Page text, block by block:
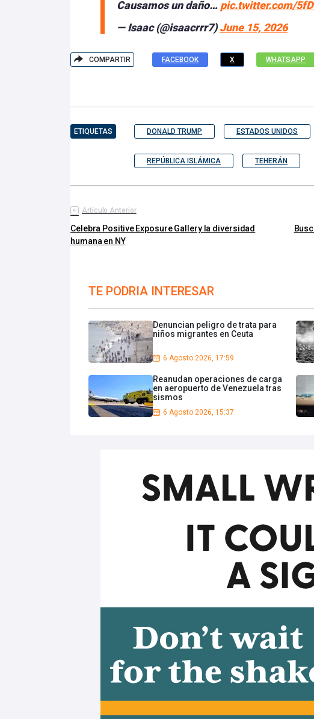
Causamos un daño… pic.twitter.com/
— Isaac (@isaacrrr7)June 15, 2026
COMPARTIR FACEBOOK X WHATSAPP
ETIQUETAS DONALD TRUMP ESTADOS UNIDOS
REPÚBLICA ISLÁMICA TEHERÁN
Artículo Anterior
Celebra Positive Exposure Gallery la diversidad
humana en NY
TE PODRIA INTERESAR
Denuncian peligro de trata para
niños migrantes en Ceuta
6 Agosto 2026, 17:59
Reanudan operaciones de carga
en aeropuerto de Venezuela tras
sismos
6 Agosto 2026, 15:37